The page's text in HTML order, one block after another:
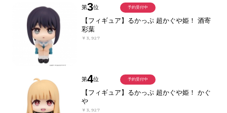
第3位
【フィギュア】るかっぷ 超かぐや姫！ 酒寄
彩葉
￥3,927
予約受付中
第4位
【フィギュア】るかっぷ 超かぐや姫！ かぐ
や
￥3,927
予約受付中